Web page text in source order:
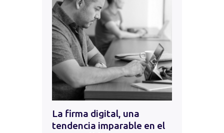
La firma digital, una
tendencia imparable en el